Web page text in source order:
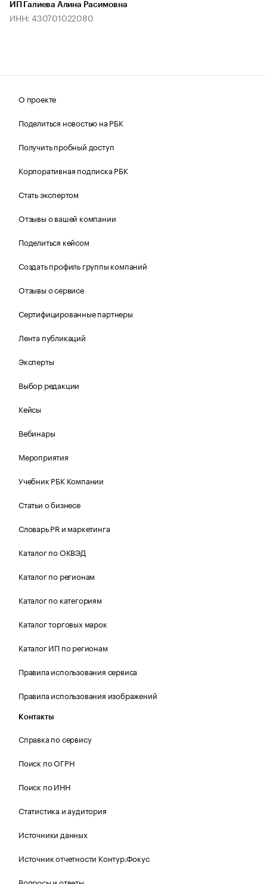
ИП Галиева Алина Расимовна
ИНН: 430701022080
О проекте
Поделиться новостью на РБК
Получить пробный доступ
Корпоративная подписка РБК
Стать экспертом
Отзывы о вашей компании
Поделиться кейсом
Создать профиль группы компаний
Отзывы о сервисе
Сертифицированные партнеры
Лента публикаций
Эксперты
Выбор редакции
Кейсы
Вебинары
Мероприятия
Учебник РБК Компании
Статьи о бизнесе
Словарь PR и маркетинга
Каталог по ОКВЭД
Каталог по регионам
Каталог по категориям
Каталог торговых марок
Каталог ИП по регионам
Правила использования сервиса
Правила использования изображений
Контакты
Справка по сервису
Поиск по ОГРН
Поиск по ИНН
Статистика и аудитория
Источники данных
Источник отчетности Контур.Фокус